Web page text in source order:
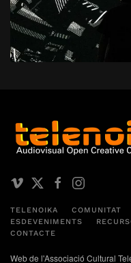
TELENOIKA COMUNITAT
ESDEVENIMENTS
CONTACTE
Web de l'Associació Cultural